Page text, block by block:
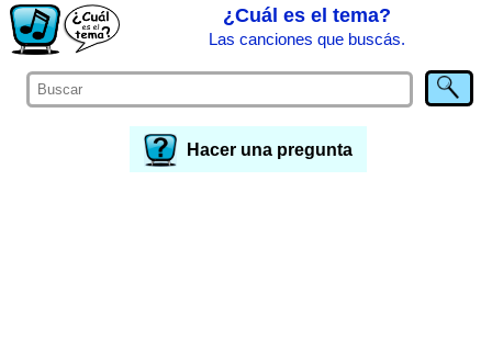
¿Cuál es el tema?
Las canciones que buscás.
Hacer una pregunta